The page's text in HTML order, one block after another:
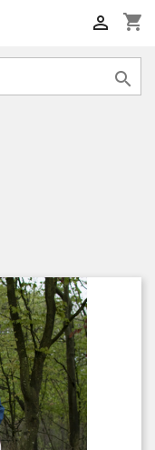
shopping_cart

